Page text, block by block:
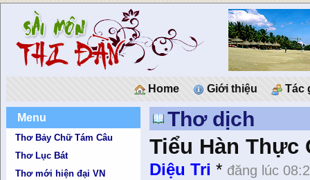
Home Giới thiệu Tác
Menu
Thơ Bảy Chữ Tám Câu
Thơ Lục Bát
Thơ mới hiện đại VN
Thơ dịch
Tiểu Hàn Thực
Diệu Tri * đăng lúc